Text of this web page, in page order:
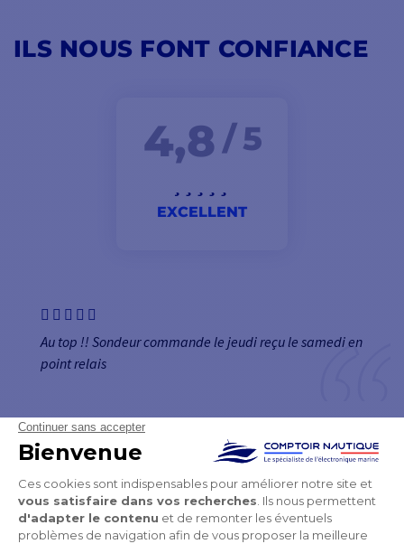
ILS NOUS FONT CONFIANCE
4,8 / 5
EXCELLENT
Au top !! Sondeur commande le jeudi reçu le samedi en
point relais
NEWSLETTER
RECEVEZ NOS OFFRES EN AVANT-PREMIÈRE
OK